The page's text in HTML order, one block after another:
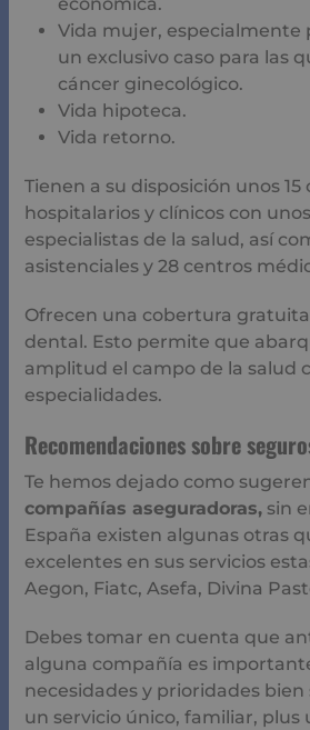
Divina Pastora, DKV y otros.
Debes tomar en cuenta que antes
compañía es importante que
prioridades bien sea que desees un
Los seguros médicos son una
con nuestra salud, pero también
ayuda en caso de emergencia.
muy bien el seguro médico privado.
Dentro de ello toma en cuenta el
estas pueden ser:
Con copago.
Con o sin hospitalización.
También te sugerimos que al
aseguradora realices todas las
te cohíbas de ello así evitaras malos
beneficios obtendrás de él.
Fuente: tododisca.com